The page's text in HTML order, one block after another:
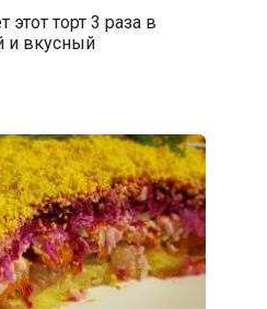
торт 3 раза в
и вкусный